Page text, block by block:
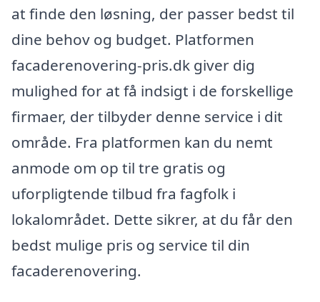
at finde den løsning, der passer bedst til
dine behov og budget. Platformen
facaderenovering-pris.dk giver dig
mulighed for at få indsigt i de forskellige
firmaer, der tilbyder denne service i dit
område. Fra platformen kan du nemt
anmode om op til tre gratis og
uforpligtende tilbud fra fagfolk i
lokalområdet. Dette sikrer, at du får den
bedst mulige pris og service til din
facaderenovering.